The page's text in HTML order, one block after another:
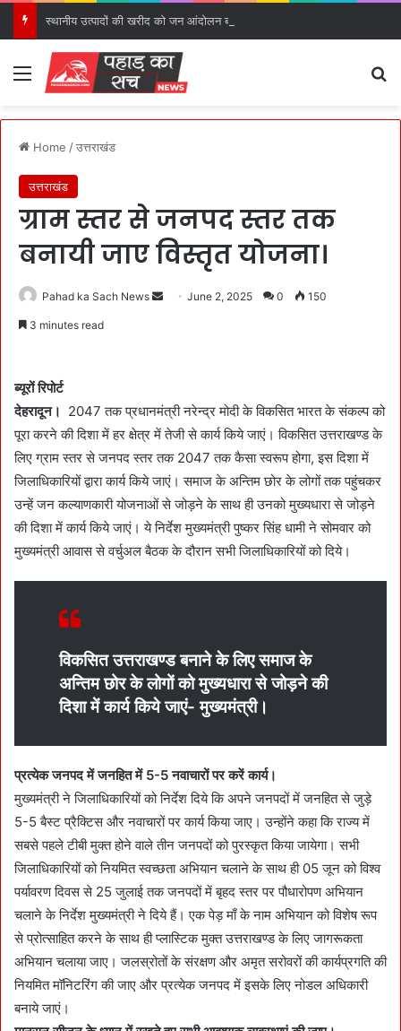
Menu
Home /उत्तराखंड
उत्तराखंड
ग्राम स्तर से जनपद स्तर तक
बनायी जाए विस्तृत योजना।
Pahad ka Sach News
n
e
i
l
June 2, 2025 0 150
3 minutes read
ब्यूरों रिपोर्ट
देहरादून। 2047 तक प्रधानमंत्री नरेन्द्र मोदी के विकसित भारत के संकल्प को
पूरा करने की दिशा में हर क्षेत्र में तेजी से कार्य किये जाएं। विकसित उत्तराखण्ड के
लिए ग्राम स्तर से जनपद स्तर तक 2047 तक कैसा स्वरूप होगा, इस दिशा में
जिलाधिकारियों द्वारा कार्य किये जाएं। समाज के अन्तिम छोर के लोगों तक पहुंचकर
उन्हें जन कल्याणकारी योजनाओं से जोड़ने के साथ ही उनको मुख्यधारा से जोड़ने
की दिशा में कार्य किये जाएं। ये निर्देश मुख्यमंत्री पुष्कर सिंह धामी ने सोमवार को
मुख्यमंत्री आवास से वर्चुअल बैठक के दौरान सभी जिलाधिकारियों को दिये।
विकसित उत्तराखण्ड बनाने के लिए समाज के
अन्तिम छोर के लोगों को मुख्यधारा से जोड़ने की
दिशा में कार्य किये जाएं- मुख्यमंत्री।
प्रत्येक जनपद में जनहित में 5-5 नवाचारों पर करें कार्य।
मुख्यमंत्री ने जिलाधिकारियों को निर्देश दिये कि अपने जनपदों में जनहित से जुड़े
5-5 बैस्ट प्रैक्टिस और नवाचारों पर कार्य किया जाए। उन्होंने कहा कि राज्य में
सबसे पहले टीबी मुक्त होने वाले तीन जनपदों को पुरस्कृत किया जायेगा। सभी
जिलाधिकारियों को नियमित स्वच्छता अभियान चलाने के साथ ही 05 जून को विश्व
पर्यावरण दिवस से 25 जुलाई तक जनपदों में बृहद स्तर पर पौधारोपण अभियान
चलाने के निर्देश मुख्यमंत्री ने दिये हैं। एक पेड़ माँ के नाम अभियान को विशेष रूप
से प्रोत्साहित करने के साथ ही प्लास्टिक मुक्त उत्तराखण्ड के लिए जागरूकता
अभियान चलाया जाए। जलस्रोतों के संरक्षण और अमृत सरोवरों की कार्यप्रगति की
नियमित मॉनिटरिंग की जाए और प्रत्येक जनपद में इसके लिए नोडल अधिकारी
बनाये जाएं।